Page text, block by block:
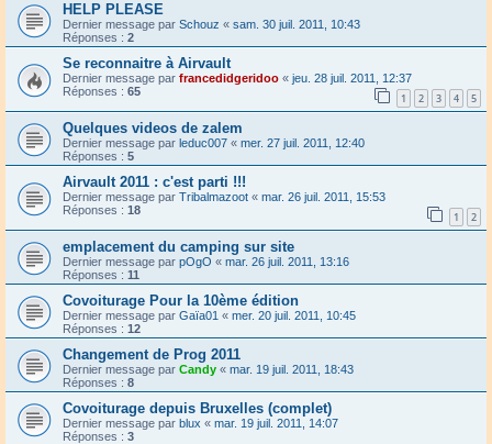
HELP PLEASE
Dernier message par Schouz « sam. 30 juil. 2011, 10:43
Réponses : 2
Se reconnaitre à Airvault
Dernier message par francedidgeridoo « jeu. 28 juil. 2011, 12:37
Réponses : 65 1 2 3 4 5
Quelques videos de zalem
Dernier message par leduc007 « mer. 27 juil. 2011, 12:40
Réponses : 5
Airvault 2011 : c'est parti !!!
Dernier message par Tribalmazoot « mar. 26 juil. 2011, 15:53
Réponses : 18 1 2
emplacement du camping sur site
Dernier message par pOgO « mar. 26 juil. 2011, 13:16
Réponses : 11
Covoiturage Pour la 10ème édition
Dernier message par Gaïa01 « mer. 20 juil. 2011, 10:45
Réponses : 12
Changement de Prog 2011
Dernier message par Candy « mar. 19 juil. 2011, 18:43
Réponses : 8
Covoiturage depuis Bruxelles (complet)
Dernier message par blux « mar. 19 juil. 2011, 14:07
Réponses : 3